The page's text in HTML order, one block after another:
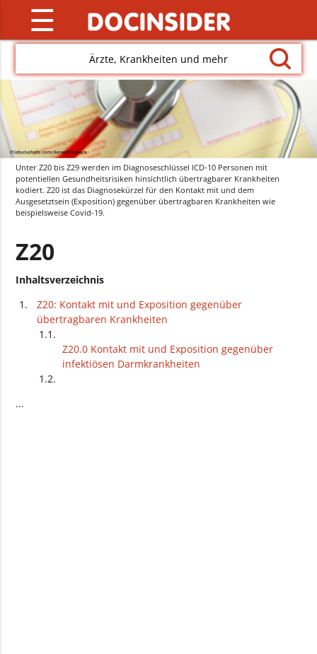
☰
Ärzte, Krankheiten und mehr
Unter Z20 bis Z29 werden im Diagnoseschlüssel ICD-10 Personen mit
potentiellen Gesundheitsrisiken hinsichtlich übertragbarer Krankheiten
kodiert. Z20 ist das Diagnosekürzel für den Kontakt mit und dem
Ausgesetztsein (Exposition) gegenüber übertragbaren Krankheiten wie
beispielsweise Covid-19.
Z20
Inhaltsverzeichnis
Z20: Kontakt mit und Exposition gegenüber
übertragbaren Krankheiten
Z20.0 Kontakt mit und Exposition gegenüber
infektiösen Darmkrankheiten
...